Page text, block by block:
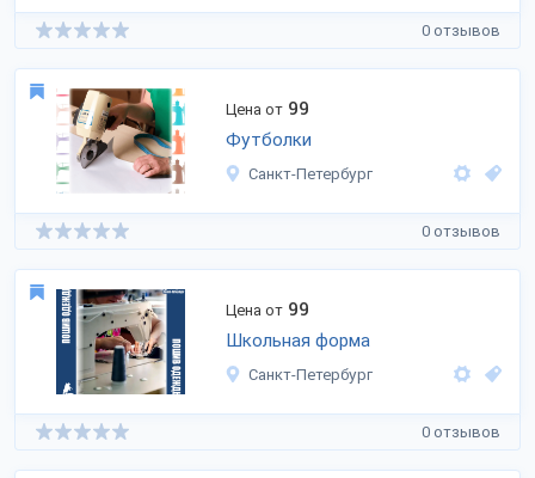
0 отзывов
Цена от 99
Футболки
Санкт-Петербург
0 отзывов
Цена от 99
Школьная форма
Санкт-Петербург
0 отзывов